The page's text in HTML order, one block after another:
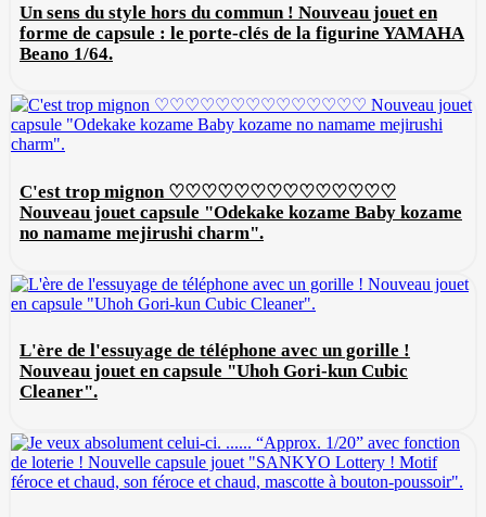
Un sens du style hors du commun ! Nouveau jouet en
forme de capsule : le porte-clés de la figurine YAMAHA
Beano 1/64.
C'est trop mignon ♡♡♡♡♡♡♡♡♡♡♡♡♡♡
Nouveau jouet capsule "Odekake kozame Baby kozame
no namame mejirushi charm".
L'ère de l'essuyage de téléphone avec un gorille !
Nouveau jouet en capsule "Uhoh Gori-kun Cubic
Cleaner".